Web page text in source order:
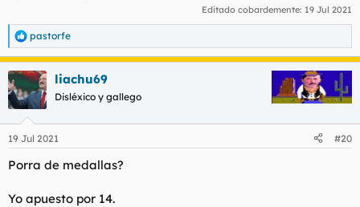
Editado cobardemente: 19 Jul 2021
R
e
a
c
c
e
:
pastorfe
liachu69
Disléxico y gallego
19 Jul 2021 #20
Porra de medallas?
Yo apuesto por 14.